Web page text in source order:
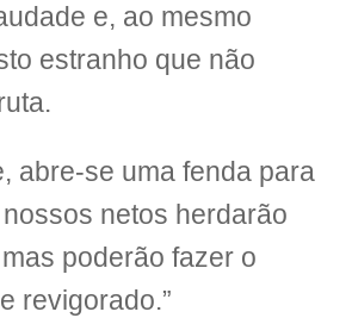
e, ao mesmo
estranho que não
abre-se uma fenda para
netos herdarão
poderão fazer o
revigorado.”